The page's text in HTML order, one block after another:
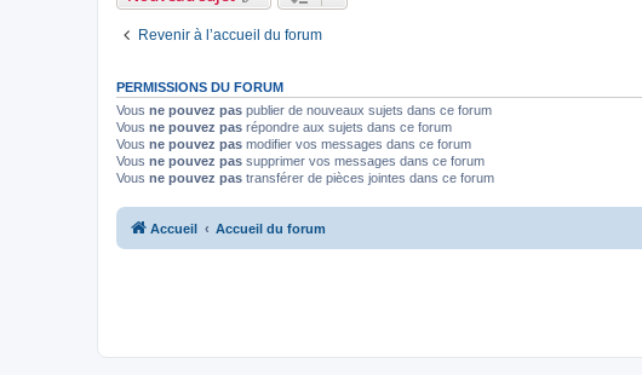
Revenir à l’accueil du forum
PERMISSIONS DU FORUM
Vous ne pouvez pas publier de nouveaux sujets dans ce forum
Vous ne pouvez pas répondre aux sujets dans ce forum
Vous ne pouvez pas modifier vos messages dans ce forum
Vous ne pouvez pas supprimer vos messages dans ce forum
Vous ne pouvez pas transférer de pièces jointes dans ce forum
Accueil Accueil du forum